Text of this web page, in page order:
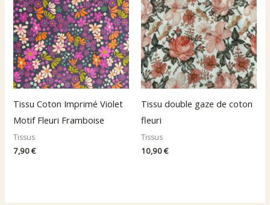
Tissu Coton Imprimé Violet
Motif Fleuri Framboise
Tissus
7,90€
Tissu double gaze de coton
fleuri
Tissus
10,90€